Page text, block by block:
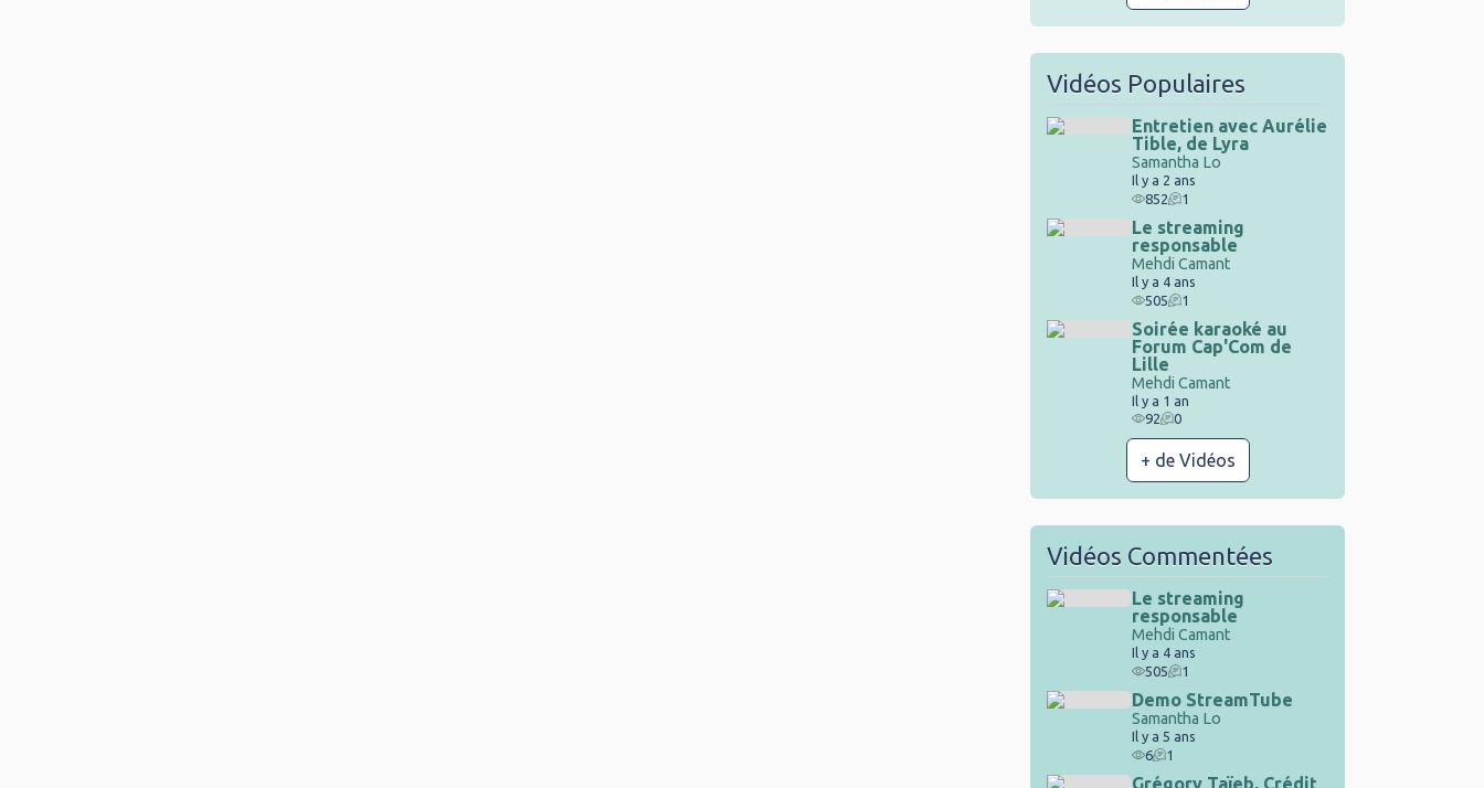
Vidéos Populaires
Entretien avec Aurélie
Tible, de Lyra
Samantha Lo
Il y a 2 ans
852
1
Le streaming
responsable
Mehdi Camant
Il y a 4 ans
505
1
Soirée karaoké au
Forum Cap'Com de
Lille
Mehdi Camant
Il y a 1 an
92
0
+ de Vidéos
Vidéos Commentées
Le streaming
responsable
Mehdi Camant
Il y a 4 ans
505
1
Demo StreamTube
Samantha Lo
Il y a 5 ans
6
1
Grégory Taïeb, Crédit